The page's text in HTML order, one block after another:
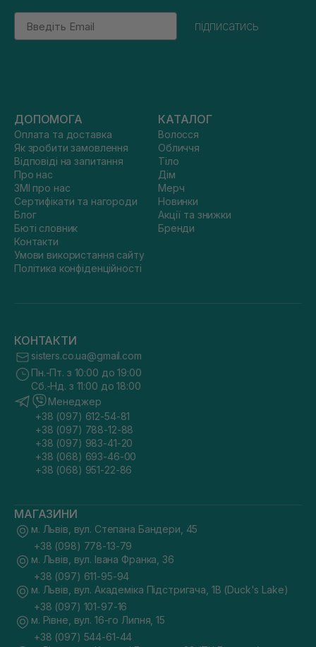
Email
підписатись
ДОПОМОГА
Оплата та доставка
Як зробити замовлення
Відповіді на запитання
Про нас
ЗМІ про нас
Сертифікати та нагороди
Блог
Бюті словник
Контакти
Умови використання сайту
Політика конфіденційності
КАТАЛОГ
Волосся
Обличчя
Тіло
Дім
Мерч
Новинки
Акції та знижки
Бренди
КОНТАКТИ
sisters.co.ua@gmail.com
Пн.-Пт. з 10:00 до 19:00
Сб.-Нд. з 11:00 до 18:00
Менеджер
+38 (097) 612-54-81
+38 (097) 788-12-88
+38 (097) 983-41-20
+38 (068) 693-46-00
+38 (068) 951-22-86
МАГАЗИНИ
м. Львів, вул. Степана Бандери, 45
+38 (098) 778-13-79
м. Львів, вул. Івана Франка, 36
+38 (097) 611-95-94
м. Львів, вул. Академіка Підстригача, 1В (Duck's Lake)
+38 (097) 101-97-16
м. Рівне, вул. 16-го Липня, 15
+38 (097) 544-61-44